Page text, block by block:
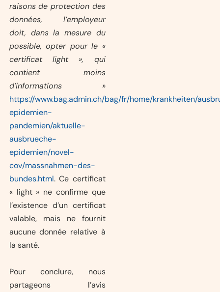
raisons de protection des
données, l’employeur
doit, dans la mesure du
possible, opter pour le «
certificat light », qui
contient moins
d’informations »
https://www.bag.admin.ch/bag/fr/home/krankheiten/
epidemien-
pandemien/aktuelle-
ausbrueche-
epidemien/novel-
cov/massnahmen-des-
bundes.html. Ce certificat
« light » ne confirme que
l’existence d’un certificat
valable, mais ne fournit
aucune donnée relative à
la santé.
Pour conclure, nous
partageons l’avis